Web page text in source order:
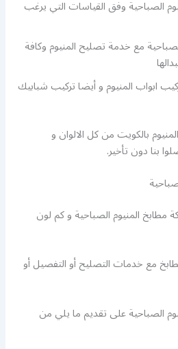
الصباحية وفق القياسات التي يرغب
مع خدمة تصليح المنيوم وكافة
ابواب المنيوم و أيضا تركيب شبابيك
بالكويت من كل الالوان و
بنا دون تأخير.
المنيوم الصباحية و كم لون
مع خدمات التصليح أو التفصيل أو
الصباحية على تقديم ما يلي من